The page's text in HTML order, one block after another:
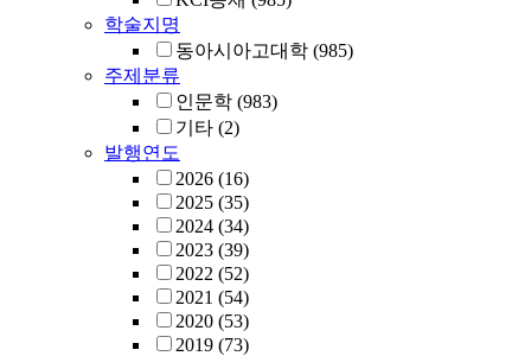
학술지명
동아시아고대학 (985)
주제분류
인문학 (983)
기타 (2)
발행연도
2026 (16)
2025 (35)
2024 (34)
2023 (39)
2022 (52)
2021 (54)
2020 (53)
2019 (73)